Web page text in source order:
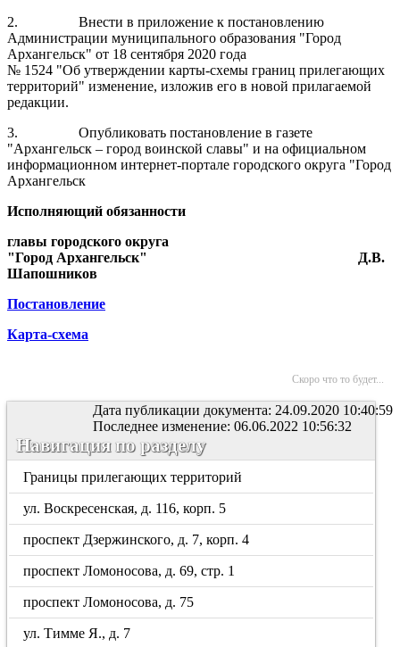
2.
Внести в приложение к постановлению
Администрации муниципального образования "Город
Архангельск" от 18 сентября 2020 года
№ 1524 "Об утверждении карты-схемы границ прилегающих
территорий" изменение, изложив его в новой прилагаемой
редакции.
3.
Опубликовать постановление в газете
"Архангельск – город воинской славы" и на официальном
информационном интернет-портале городского округа "Город
Архангельск
Исполняющий обязанности
главы городского округа
"Город Архангельск"
Д.В.
Шапошников
Постановление
Карта-схема
Скоро что то будет...
Дата публикации документа: 24.09.2020 10:40:59
Последнее изменение: 06.06.2022 10:56:32
Навигация по разделу
Границы прилегающих территорий
ул. Воскресенская, д. 116, корп. 5
проспект Дзержинского, д. 7, корп. 4
проспект Ломоносова, д. 69, стр. 1
проспект Ломоносова, д. 75
ул. Тимме Я., д. 7